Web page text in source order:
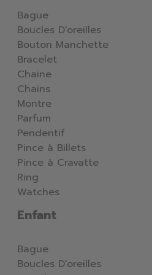
Bague
Boucles D'oreilles
Bouton Manchette
Bracelet
Chaine
Chains
Montre
Parfum
Pendentif
Pince à Billets
Pince à Cravatte
Ring
Watches
Enfant
Bague
Boucles D'oreilles